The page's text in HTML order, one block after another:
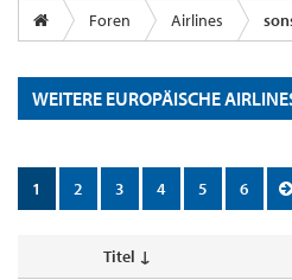
Foren Airlines
WEITERE EUROPÄISCHE
1 2 3 4 5 6
Titel ↓